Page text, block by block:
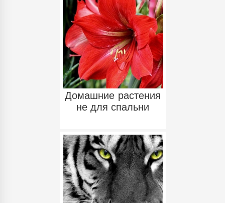
Домашние растения
не для спальни